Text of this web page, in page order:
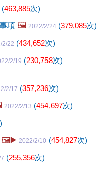
(463,885次)
項 🖼️ 2022/2/24 (379,085次)
2/22 (434,652次)
2/19 (230,758次)
2/17 (357,236次)
2022/2/13 (454,697次)
🖼️▶️ 2022/2/10 (454,827次)
(255,356次)